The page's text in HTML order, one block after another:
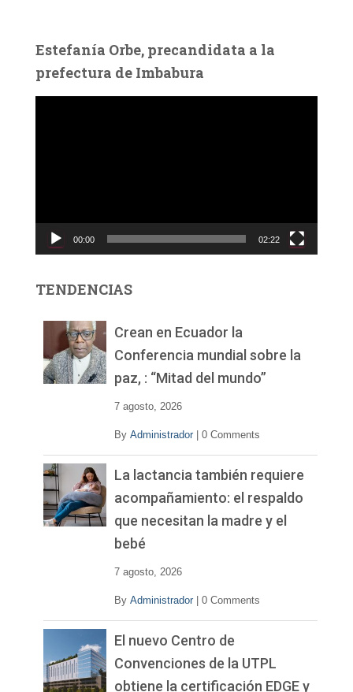
Estefanía Orbe, precandidata a la
prefectura de Imbabura
c
d
00:00 02:22
TENDENCIAS
Crean en Ecuador la
Conferencia mundial sobre la
paz, : “Mitad del mundo”
7 agosto, 2026
By Administrador 0 Comments
La lactancia también requiere
acompañamiento: el respaldo
que necesitan la madre y el
bebé
7 agosto, 2026
By Administrador 0 Comments
El nuevo Centro de
Convenciones de la UTPL
obtiene la certificación EDGE y